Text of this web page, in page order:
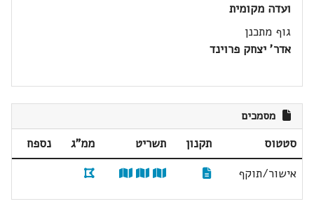
ועדה מקומית
גוף מתכנן
אדר' יצחק פרוינד
מסמכים
סטטוס תקנון תשריט ממ"ג
נספח
אישור/תוקף